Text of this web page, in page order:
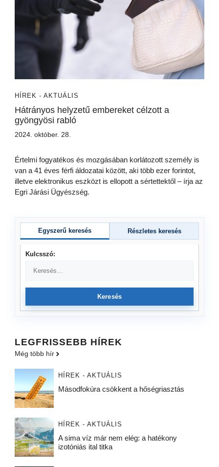
HÍREK - AKTUÁLIS
Hátrányos helyzetű embereket célzott a
gyöngyösi rabló
2024. október. 28.
Értelmi fogyatékos és mozgásában korlátozott személy is
van a 41 éves férfi áldozatai között, aki több ezer forintot,
illetve elektronikus eszközt is ellopott a sértettektől – írja az
Egri Járási Ügyészség.
Egyszerű keresés Részletes keresés
Kulcsszó:
Keresés
LEGFRISSEBB HÍREK
Még több hír
HÍREK - AKTUÁLIS
Másodfokúra csökkent a hőségriasztás
HÍREK - AKTUÁLIS
A sima víz már nem elég: a hatékony
izotóniás ital titka